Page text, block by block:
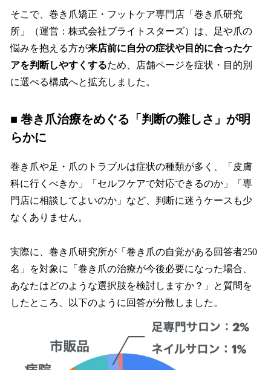
そこで、巻き爪矯正・フットケア専門店「巻き爪研究
所」（運営：株式会社ブライトスターズ）は、足や爪の
悩みを抱える方が来店前に自分の症状や目的に合ったケ
アを判断しやすくするため、店舗ページを症状・目的別
に選べる構成へと拡充しました。
■ 巻き爪治療をめぐる「判断の難しさ」が明
らかに
巻き爪や足・爪のトラブルは症状の種類が多く、「皮膚
科に行くべきか」「セルフケアで対応できるのか」「専
門店に相談してよいのか」など、判断に迷うケースも少
なくありません。
実際に、巻き爪研究所が「巻き爪の自覚がある回答者250
名」を対象に「巻き爪の治療が今後必要になった場合、
あなたはどのような選択肢を検討しますか？」と質問を
したところ、以下のように回答が分散しました。